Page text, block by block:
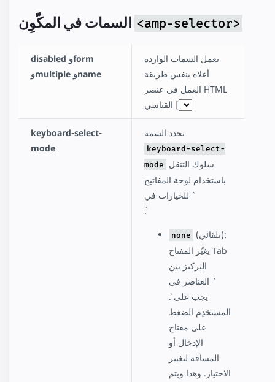
<amp-selector>
disabled وform
وmultiple وname
تعمل السمات الواردة
أعلاه بنفس طريقة
العمل في عنصر HTML
القياسي [`
keyboard-select-
mode
تحدد السمة
keyboard-select-
mode
باستخدام لوحة المفاتيح
`.
none
(تلقائي):
يغيّر المفتاح Tab
التركيز بين
`. يجب على
المستخدِم الضغط
على مفتاح
الإدخال أو
المسافة لتغيير
الاختيار. وهذا ويتم